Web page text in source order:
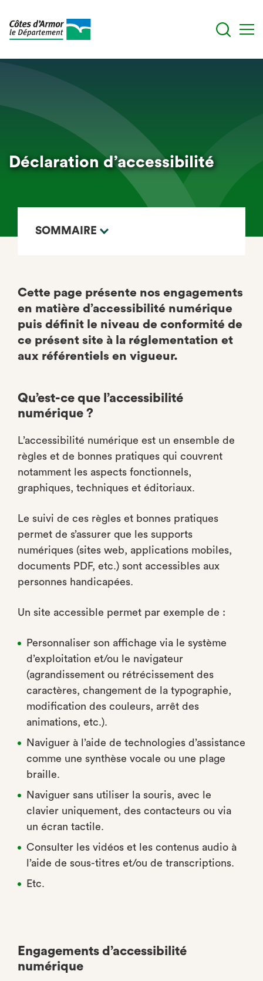
principal
Déclaration d’accessibilité
SOMMAIRE
Cette page présente nos engagements
en matière d’accessibilité numérique
puis définit le niveau de conformité de
ce présent site à la réglementation et
aux référentiels en vigueur.
Qu’est-ce que l’accessibilité
numérique ?
L’accessibilité numérique est un ensemble de
règles et de bonnes pratiques qui couvrent
notamment les aspects fonctionnels,
graphiques, techniques et éditoriaux.
Le suivi de ces règles et bonnes pratiques
permet de s’assurer que les supports
numériques (sites web, applications mobiles,
documents PDF, etc.) sont accessibles aux
personnes handicapées.
Un site accessible permet par exemple de :
Personnaliser son affichage via le système
d’exploitation et/ou le navigateur
(agrandissement ou rétrécissement des
caractères, changement de la typographie,
modification des couleurs, arrêt des
animations, etc.).
Naviguer à l’aide de technologies d’assistance
comme une synthèse vocale ou une plage
braille.
Naviguer sans utiliser la souris, avec le
clavier uniquement, des contacteurs ou via
un écran tactile.
Consulter les vidéos et les contenus audio à
l’aide de sous-titres et/ou de transcriptions.
Etc.
Engagements d’accessibilité
numérique